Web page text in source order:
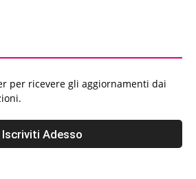
per ricevere gli aggiornamenti dai